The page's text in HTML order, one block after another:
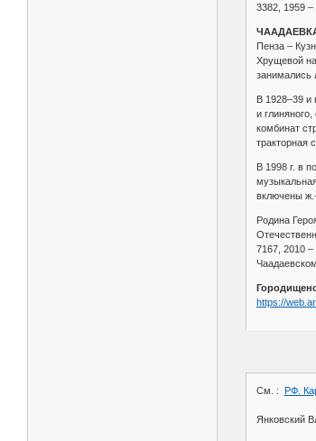
3382, 1959 –
Пенза –
Хрущевой на
занимались
В 1928–39 и
и
комбинат
тракторная
В 1998 г. в
включены
Родина
7167, 2010 –
https://
См. : РФ.
Янковский